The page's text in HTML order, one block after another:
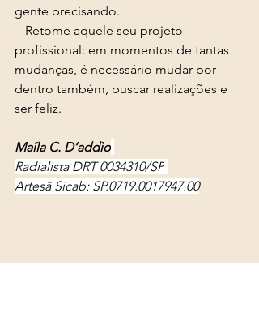
gente precisando.
profissional: em momentos de tantas
mudanças, é necessário mudar por
dentro também, buscar realizações e
ser feliz.
Maíla C. D’addìo
Radialista DRT 0034310/SP
Artesã Sicab: SP.0719.0017947.00